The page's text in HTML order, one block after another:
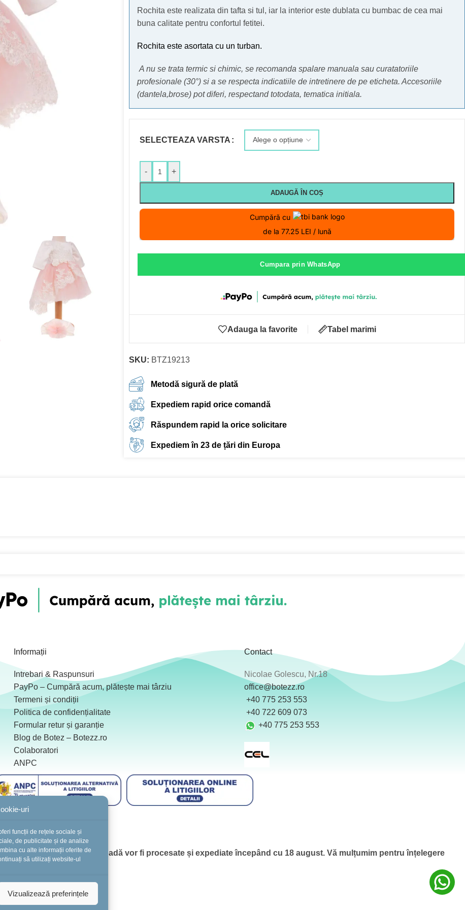
uri
funcții de rețele sociale și
de publicitate și de analize
cu alte informații oferite de
să utilizați website-ul
Vizualizează preferințele
Rochita este realizata din tafta si tul, iar la interior este dublata cu bumbac de cea mai
buna calitate pentru confortul fetitei.
Rochita este asortata cu un turban.
A nu se trata termic si chimic, se recomanda spalare manuala sau curatatoriile
profesionale (30°) si a se respecta indicatiile de intretinere de pe eticheta. Accesoriile
(dantela,brose) pot diferi, respectand totodata, tematica initiala.
SELECTEAZA VARSTA
- +
ADAUGĂ ÎN COȘ
Cumpără cu
de la 77.25 LEI / lună
Cumpara prin WhatsApp
Adauga la favorite Tabel marimi
SKU: BTZ19213
Metodă sigură de plată
Expediem rapid orice comandă
Răspundem rapid la orice solicitare
Expediem în 23 de țări din Europa
Informații
Intrebari & Raspunsuri
PayPo – Cumpără acum, plătește mai târziu
Termeni și condiții
Politica de confidențialitate
Formular retur și garanție
Blog de Botez – Botezz.ro
Colaboratori
ANPC
Contact
Nicolae Golescu, Nr.18
office@botezz.ro
+40 775 253 553
‪ +40 722 609 073
+40 775 253 553
plasate în această perioadă vor fi procesate și expediate începând cu 18 august. Vă mulțumim pentru înțelegere